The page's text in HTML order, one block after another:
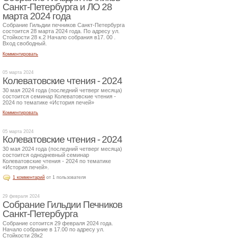
Санкт-Петербурга и ЛО 28
марта 2024 года
Собрание Гильдии печников Санкт-Петербурга
состоится 28 марта 2024 года. По адресу ул.
Стойкости 28 к.2 Начало собрания в17. 00 .
Вход свободный.
Комментировать
05 марта 2024
Колеватовские чтения - 2024
30 мая 2024 года (последний четверг месяца)
состоится семинар Колеватовские чтения -
2024 по тематике «История печей»
Комментировать
05 марта 2024
Колеватовские чтения - 2024
30 мая 2024 года (последний четверг месяца)
состоится однодневный семинар
Колеватовские чтения - 2024 по тематике
«История печей».
1 комментарий от 1 пользователя
29 февраля 2024
Собрание Гильдии Печников
Санкт-Петербурга
Собрание сотоится 29 февраля 2024 года.
Начало собрание в 17.00 по адресу ул.
Стойкости 28к2